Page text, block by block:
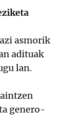
asmorik
adituak
lan.
genero-